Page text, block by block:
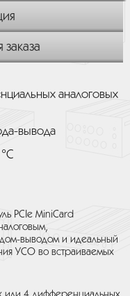
аналоговых
вывода
PCIe MiniCard
выводом и идеальный
УСО во встраиваемых